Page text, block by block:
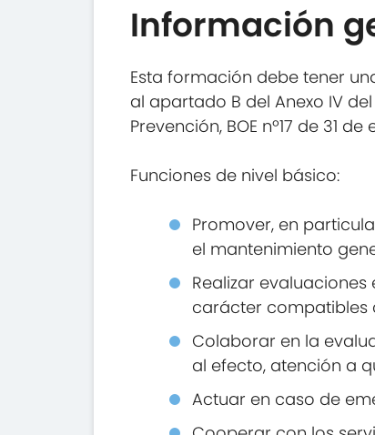
Información
Esta formación debe tener
al apartado B del Anexo IV
Prevención, BOE nº17 de 31 de
Funciones de nivel básico:
Promover, en
el mantenimiento
Realizar
carácter compatibles
Colaborar en la
al efecto, atención a
Actuar en caso de